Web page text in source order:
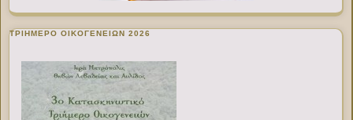
ΤΡΙΗΜΕΡΟ ΟΙΚΟΓΕΝΕΙΩΝ 2026